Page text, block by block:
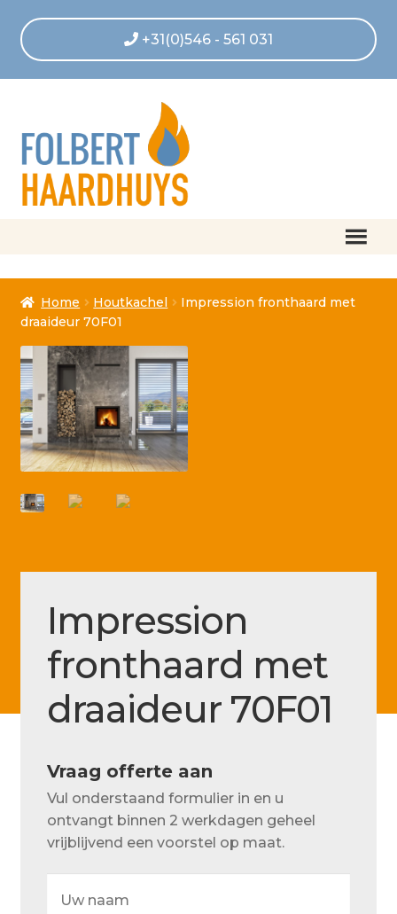
+31(0)546 - 561 031
Afrekenen
Algemene voorwaarden
Betaling geannuleerd
Betaling voltooid
Blog
Installatieservice
Klantenservice
Betaalmethode
Over
Over ons
Actueel
Ons team
Home Houtkachel
Impression fronthaard met
draaideur 70F01
Impression
fronthaard met
draaideur 70F01
Vraag offerte aan
Vul onderstaand formulier in en u
ontvangt binnen 2 werkdagen geheel
vrijblijvend een voorstel op maat.
naam